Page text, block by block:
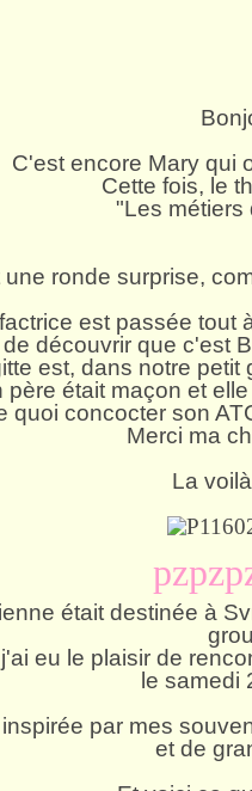
C'est encore Mary qui
Cette fois, le
"Les métiers
une ronde surprise,
est passée tout
de découvrir que c'est
est, dans notre petit
père était maçon et
quoi concocter son
Merci ma
La
était destinée à
eu le plaisir de
le samedi
par mes
et de